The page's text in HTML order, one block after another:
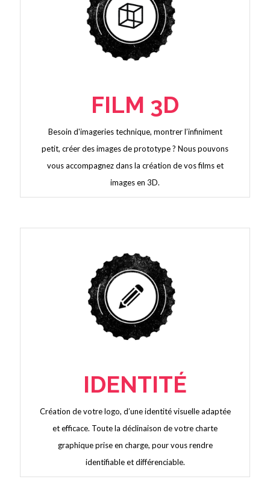
FILM 3D
Besoin d'imageries technique, montrer l’infiniment
petit, créer des images de prototype ? Nous pouvons
vous accompagnez dans la création de vos films et
images en 3D.
IDENTITÉ
Création de votre logo, d’une identité visuelle adaptée
et efficace. Toute la déclinaison de votre charte
graphique prise en charge, pour vous rendre
identifiable et différenciable.